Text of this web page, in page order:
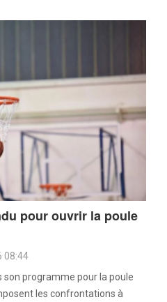
pour ouvrir la poule
08:44
son programme pour la poule
les confrontations à